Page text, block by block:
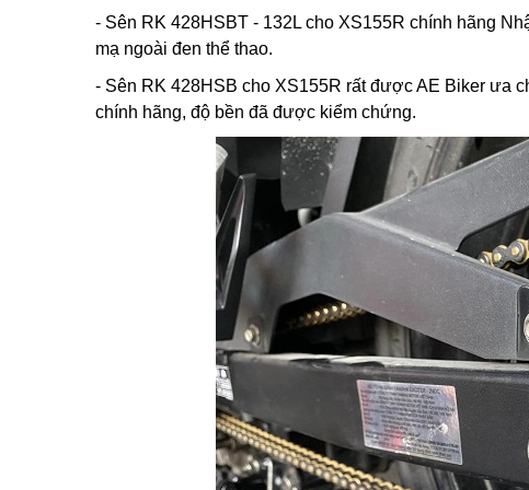
- Sên RK 428HSBT - 132L cho XS155R chính hãng
mạ ngoài đen thể thao.
- Sên RK 428HSB cho XS155R rất được AE Biker ưa
chính hãng, độ bền đã được kiểm chứng.